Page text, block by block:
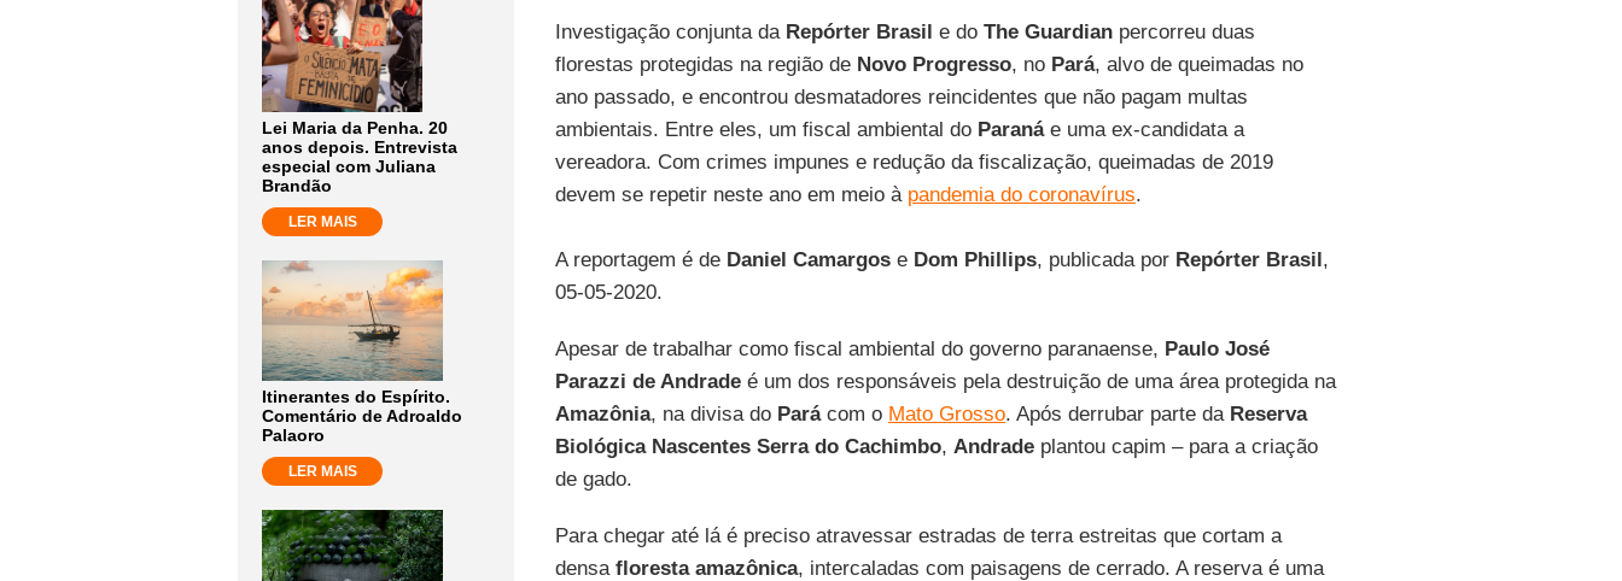
Lei Maria da Penha. 20
anos depois. Entrevista
especial com Juliana
Brandão
LER MAIS
Itinerantes do Espírito.
Comentário de Adroaldo
Palaoro
LER MAIS
Investigação conjunta da Repórter Brasil e do The Guardianpercorreu duas
florestas protegidas na região de Novo Progresso, no Pará, alvo de queimadas no
ano passado, e encontrou desmatadores reincidentes que não pagam multas
ambientais. Entre eles, um fiscal ambiental do Paranáe uma ex-candidata a
vereadora. Com crimes impunes e redução da fiscalização, queimadas de 2019
devem se repetir neste ano em meio à pandemia do coronavírus.
A reportagem é de Daniel Camargose Dom Phillips, publicada por Repórter Brasil,
05-05-2020.
Apesar de trabalhar como fiscal ambiental do governo paranaense, Paulo José
Parazzi de Andradeé um dos responsáveis pela destruição de uma área protegida na
Amazônia, na divisa do Parácom o Mato Grosso. Após derrubar parte da Reserva
Biológica Nascentes Serra do Cachimbo, Andradeplantou capim – para a criação
de gado.
Para chegar até lá é preciso atravessar estradas de terra estreitas que cortam a
densa floresta amazônica, intercaladas com paisagens de cerrado. A reserva é uma